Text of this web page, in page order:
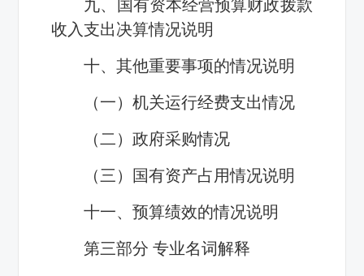
九、国有资本经营预算财政拨款
收入支出决算情况说明
十、其他重要事项的情况说明
（一）机关运行经费支出情况
（二）政府采购情况
（三）国有资产占用情况说明
十一、预算绩效的情况说明
第三部分 专业名词解释